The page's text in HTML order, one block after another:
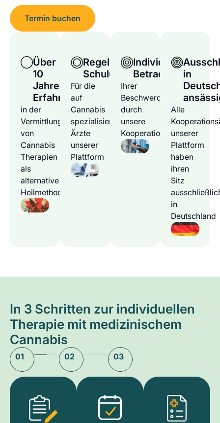
Termin buchen
Über
10
Jahre
Erfahrung
in der
Vermittlung
von
Cannabis
Therapien
als
alternative
Heilmethode
Regelmäßige
Schulungen
Für die
auf
Cannabis
spezialisierten
Ärzte
unserer
Plattform
Individuelle
Betrachtung
Ihrer
Beschwerden
durch
unsere
Kooperationsärzte
in
Alle
unserer
Plattform
haben
ihren
Sitz
in
Deutschland
In 3 Schritten zur individuellen
Therapie mit medizinischem
Cannabis
01 02 03